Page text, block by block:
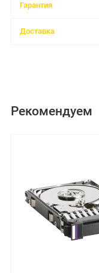
Гарантия
Доставка
Рекомендуем